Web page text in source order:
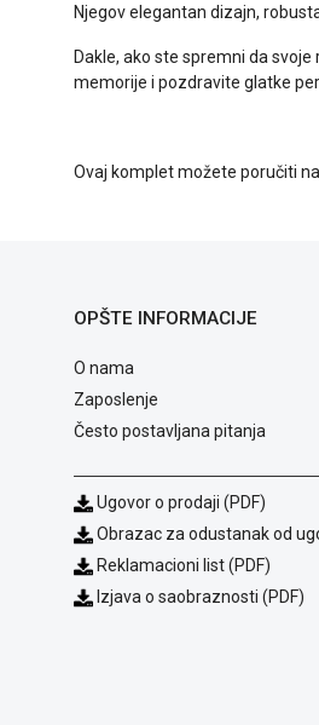
Njegov elegantan dizajn,
Dakle, ako ste spremni da
memorije i pozdravite glatke
Ovaj komplet možete poručiti
OPŠTE INFORMACIJE
O nama
Zaposlenje
Često postavljana pitanja
Ugovor o prodaji (PDF)
Obrazac za odustanak od
Reklamacioni list (PDF)
Izjava o saobraznosti (PDF)